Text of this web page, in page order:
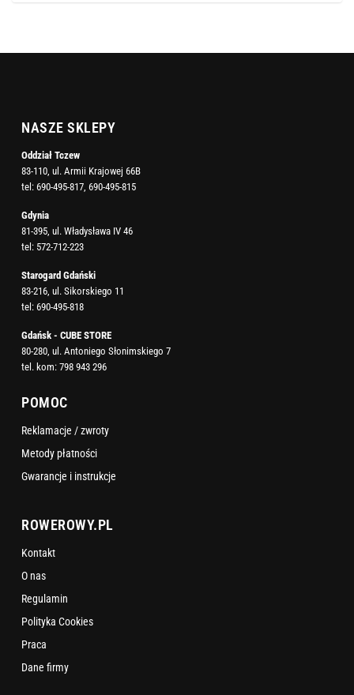
NASZE SKLEPY
Oddział Tczew
83-110, ul. Armii Krajowej 66B
tel: 690-495-817 690-495-815
Gdynia
81-395, ul. Władysława IV 46
tel: 572-712-223
Starogard Gdański
83-216, ul. Sikorskiego 11
tel: 690-495-818
Gdańsk - CUBE STORE
80-280, ul. Antoniego Słonimskiego 7
tel. kom: 798 943 296
POMOC
Reklamacje / zwroty
Metody płatności
Gwarancje i instrukcje
ROWEROWY.PL
Kontakt
O nas
Regulamin
Polityka Cookies
Praca
Dane firmy